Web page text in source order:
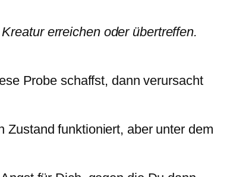
erreichen oder übertreffen.
Probe schaffst, dann verursacht
Zustand funktioniert, aber unter dem